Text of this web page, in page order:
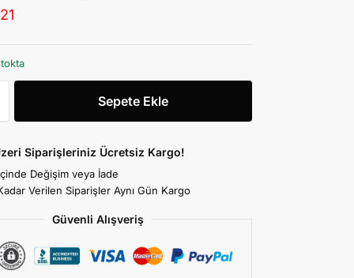
Sepete Ekle
Siparişleriniz Ücretsiz Kargo!
Değişim veya İade
Verilen Siparişler Aynı Gün Kargo
Güvenli Alışveriş